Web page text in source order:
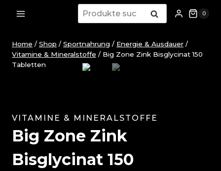
Suche
nach:
Suche 0
Home / Shop / Sportnahrung / Energie & Ausdauer /
Vitamine & Mineralstoffe / Big Zone Zink Bisglycinat 150
Tabletten
VITAMINE & MINERALSTOFFE
Big Zone Zink
Bisglycinat 150